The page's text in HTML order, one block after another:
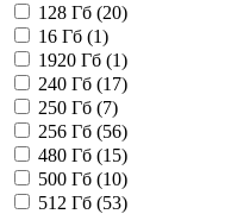
128 Гб (20)
16 Гб (1)
1920 Гб (1)
240 Гб (17)
250 Гб (7)
256 Гб (56)
480 Гб (15)
500 Гб (10)
512 Гб (53)